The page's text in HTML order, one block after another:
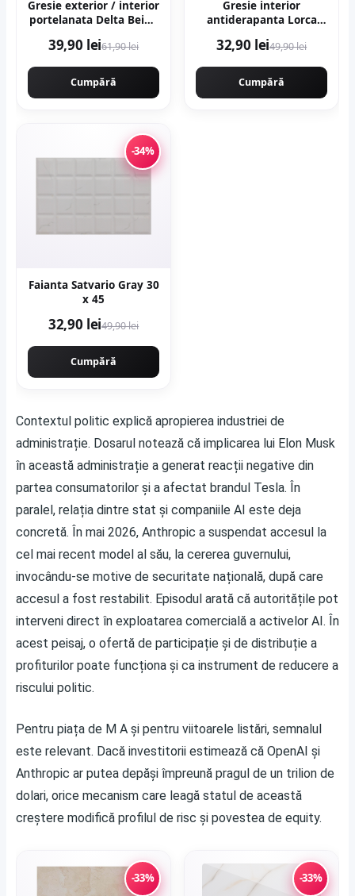
Gresie exterior / interior
portelanata Delta Beige
rectificata tip piatra
39,90 lei61,90 lei
Cumpără
Gresie interior
antiderapanta Lorca
mata tip marmura
32,90 lei49,90 lei
Cumpără
-34%
Faianta Satvario Gray 30
x 45
32,90 lei49,90 lei
Cumpără
Contextul politic explică apropierea industriei de
administrație. Dosarul notează că implicarea lui Elon Musk
în această administrație a generat reacții negative din
partea consumatorilor și a afectat brandul Tesla. În
paralel, relația dintre stat și companiile AI este deja
concretă. În mai 2026, Anthropic a suspendat accesul la
cel mai recent model al său, la cererea guvernului,
invocându-se motive de securitate națională, după care
accesul a fost restabilit. Episodul arată că autoritățile pot
interveni direct în exploatarea comercială a activelor AI. În
acest peisaj, o ofertă de participație și de distribuție a
profiturilor poate funcționa și ca instrument de reducere a
riscului politic.
Pentru piața de M A și pentru viitoarele listări, semnalul
este relevant. Dacă investitorii estimează că OpenAI și
Anthropic ar putea depăși împreună pragul de un trilion de
dolari, orice mecanism care leagă statul de această
creștere modifică profilul de risc și povestea de equity.
-33% -33%